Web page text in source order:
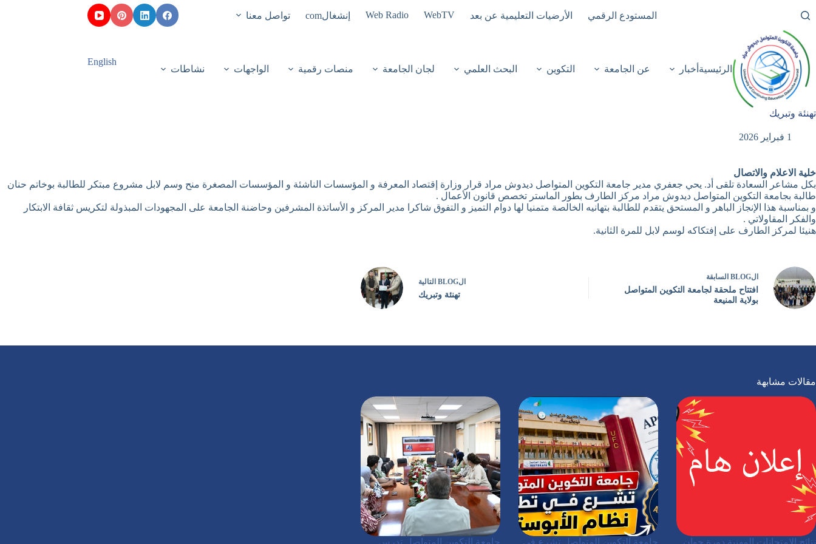
إلى
المحتوى
المستودع الرقمي الأرضيات التعليمية عن بعد WebTV
Web Radio إنشغالcom تواصل معنا
الرئيسية أخبار عن الجامعة التكوين البحث العلمي لجان الجامعة منصات رقمية الواجهات نشاطات
English
تهنئة وتبريك
1 فبراير 2026
خلية الاعلام والاتصال
بكل مشاعر السعادة تلقى أد. يحي جعفري مدير جامعة التكوين المتواصل ديدوش مراد قرار وزارة إقتصاد المعرفة و المؤسسات الناشئة و المؤسسات المصغرة منح وسم لابل مشروع مبتكر للطالبة بوخاتم حنان
طالبة بجامعة التكوين المتواصل ديدوش مراد مركز الطارف بطور الماستر تخصص قانون الأعمال .
و بمناسبة هذا الإنجاز الباهر و المستحق يتقدم للطالبة بتهانيه الخالصة متمنيا لها دوام التميز و التفوق شاكرا مدير المركز و الأساتذة المشرفين وحاضنة الجامعة على المجهودات المبذولة لتكريس ثقافة الابتكار
والفكر المقاولاتي .
هنيئا لمركز الطارف على إفتكاكه لوسم لابل للمرة الثانية.
الBLOG السابقة
افتتاح ملحقة لجامعة التكوين المتواصل
بولاية المنيعة
الBLOG التالية
تهنئة وتبريك
مقالات مشابهة
نتائج الامتحانات المهنية دورة جوان جامعة التكوين المتواصل تشرع في جامعة التكوين المتواصل تدرس